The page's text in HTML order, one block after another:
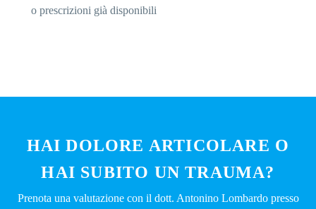
o prescrizioni già disponibili
HAI DOLORE ARTICOLARE O
HAI SUBITO UN TRAUMA?
Prenota una valutazione con il dott. Antonino Lombardo presso